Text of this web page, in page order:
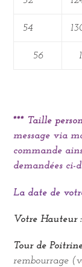
54
56
*** Taille
message via
commande
demandées ci-
La date de
Votre Hauteur :
Tour de
rembourrage